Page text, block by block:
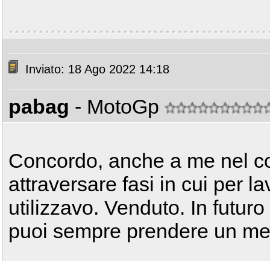
Inviato: 18 Ago 2022 14:18
pabag - MotoGp
Concordo, anche a me nel
attraversare fasi in cui per
utilizzavo. Venduto. In
puoi sempre prendere un